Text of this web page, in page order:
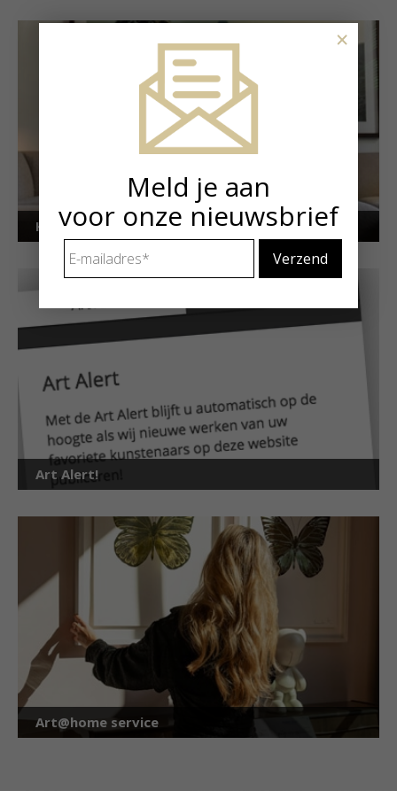
Kunstuitleen voor particulieren
Art Alert!
Art@home service
Meld je aan
voor onze nieuwsbrief
mailadres *
×